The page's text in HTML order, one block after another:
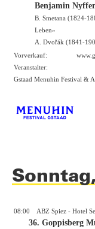
Benjamin
B. Smetana (1824-
Leben»
A. Dvořák (1841-
Vorverkauf:
Veranstalter:
Gstaad Menuhin Festival &
08:00 ABZ Spiez - Hotel
36. Goppisberg